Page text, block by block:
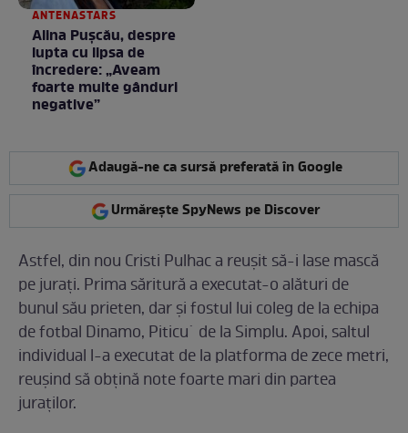
ANTENASTARS
Alina Pușcău, despre
lupta cu lipsa de
încredere: „Aveam
foarte multe gânduri
negative”
Adaugă-ne ca sursă preferată în Google
Urmărește SpyNews pe Discover
Astfel, din nou Cristi Pulhac a reușit să-i lase mască
pe jurați. Prima săritură a executat-o alături de
bunul său prieten, dar și fostul lui coleg de la echipa
de fotbal Dinamo, Piticu` de la Simplu. Apoi, saltul
individual l-a executat de la platforma de zece metri,
reușind să obțină note foarte mari din partea
juraților.